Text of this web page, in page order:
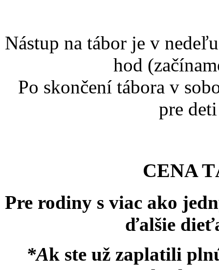
Nástup na tábor je v
hod
Po skončení tábora v
pre
CENA
Pre rodiny s viac ako
ďalšie
*Ak ste už zaplatili